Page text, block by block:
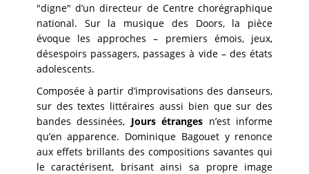
"digne" d’un directeur de Centre chorégraphique
national. Sur la musique des Doors, la pièce
évoque les approches – premiers émois, jeux,
désespoirs passagers, passages à vide – des états
adolescents.
Composée à partir d’improvisations des danseurs,
sur des textes littéraires aussi bien que sur des
bandes dessinées, Jours étranges n’est informe
qu’en apparence. Dominique Bagouet y renonce
aux effets brillants des compositions savantes qui
le caractérisent, brisant ainsi sa propre image